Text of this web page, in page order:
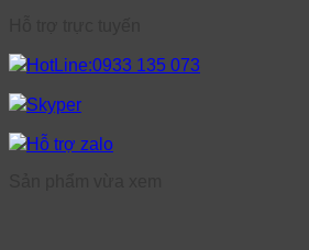
HotLine:0933 135 073
Skyper
Hỗ trợ zalo